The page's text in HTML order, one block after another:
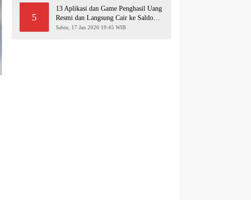
5
13 Aplikasi dan Game Penghasil Uang
Resmi dan Langsung Cair ke Saldo
Dana 2026
Sabtu, 17 Jan 2026 19:45 WIB